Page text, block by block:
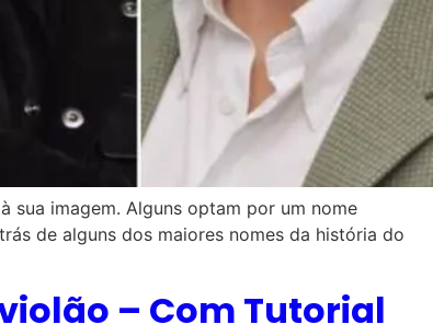
sua imagem. Alguns optam por um nome
de alguns dos maiores nomes da história do
– Com Tutorial